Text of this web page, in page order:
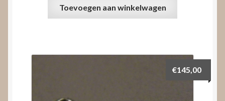
Toevoegen aan winkelwagen
€145,00